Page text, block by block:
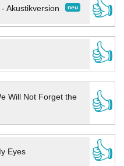
neu
Akustikversion
👍
👍
Will Not Forget the
👍
Eyes
👍